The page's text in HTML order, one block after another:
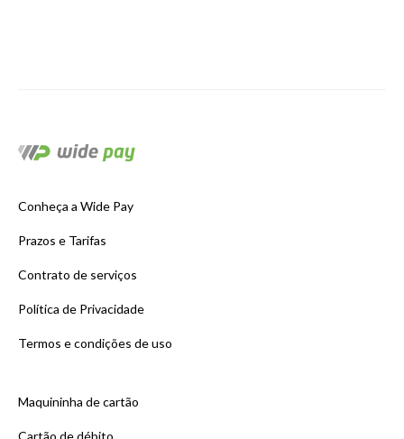
Conheça a Wide Pay
Prazos e Tarifas
Contrato de serviços
Política de Privacidade
Termos e condições de uso
Maquininha de cartão